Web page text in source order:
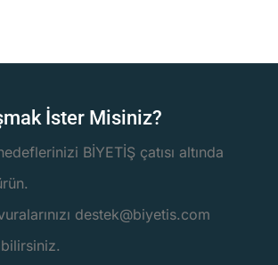
İster Misiniz?
BİYETİŞ çatısı altında
destek@biyetis.com